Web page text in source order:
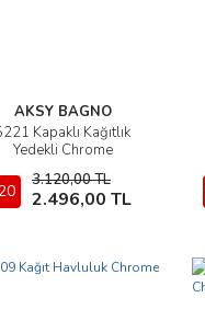
AKSY BAGNO
Kapaklı Kağıtlık
Yedekli Chrome
3.120,00 TL
2.496,00 TL
İncele
Sepete Ekle